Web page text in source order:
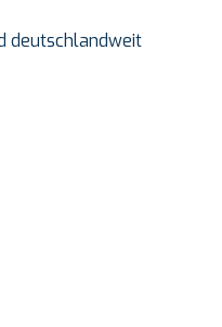
deutschlandweit